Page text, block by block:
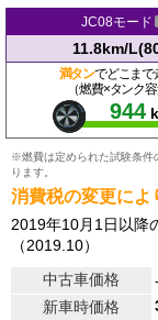
JC08モード
11.8km/
満タンでどこまで
（燃費×タンク容
944
※燃費は定められた試験条件
ります。
消費税の変更によ
2019年10月1日以降
（2019.10）
中古車価格
新車時価格